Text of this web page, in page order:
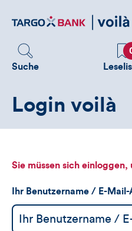
zum
Suche
Login voilà
Sie müssen sich einloggen,
Ihr Benutzername / E-Mail-